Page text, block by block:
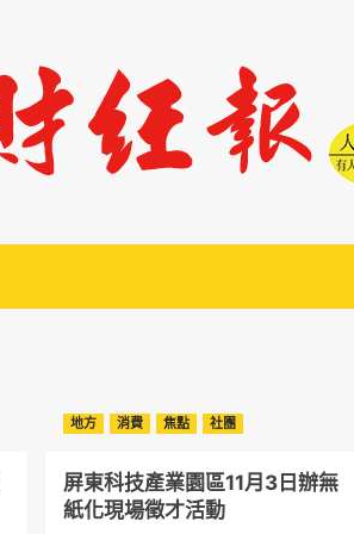
地方 消費 焦點 社團
屏東科技產業園區11月3日辦無
紙化現場徵才活動